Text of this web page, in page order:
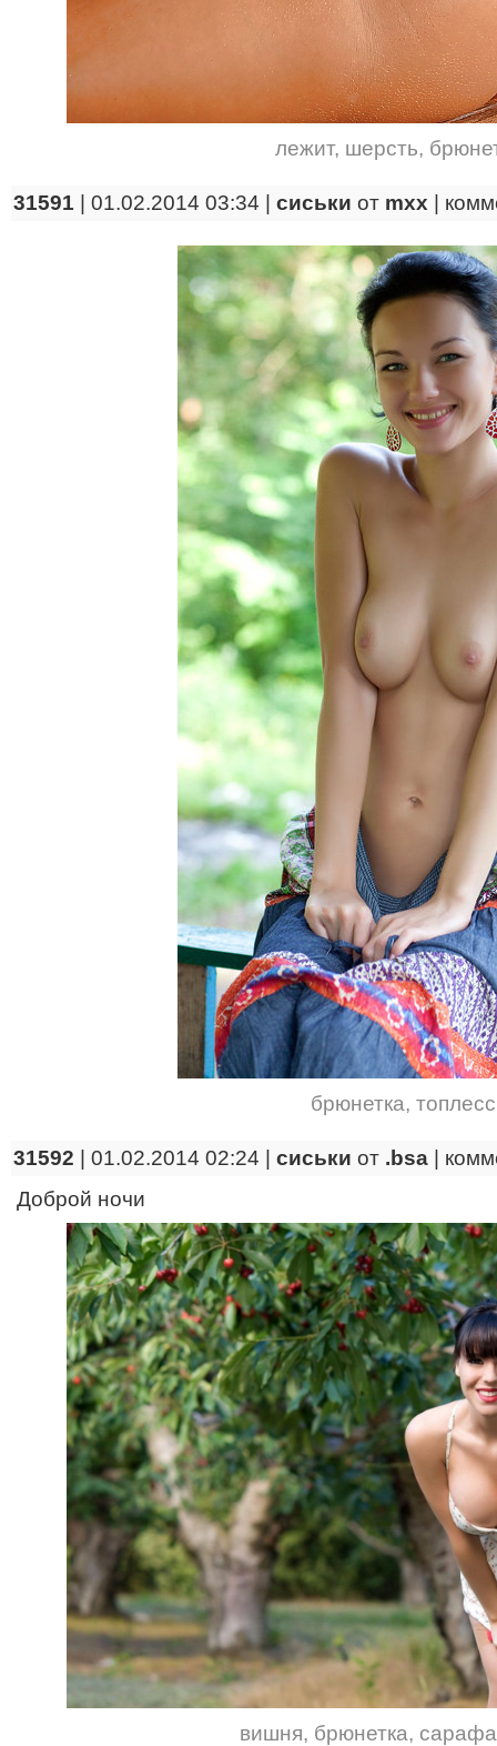
лежит, шерсть,
31591 | 01.02.2014 03:34 | сиськи от mxx
брюнетка, топлесс
31592 | 01.02.2014 02:24 | сиськи от .bsa
Доброй ночи
вишня, брюнетка,